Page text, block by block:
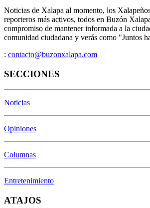
Noticias de Xalapa al momento, los
reporteros más activos, todos en Buzón
compromiso de mantener informada a la
comunidad ciudadana y verás como "Juntos
: contacto@buzonxalapa.com
SECCIONES
Noticias
Opiniones
Columnas
Entretenimiento
ATAJOS